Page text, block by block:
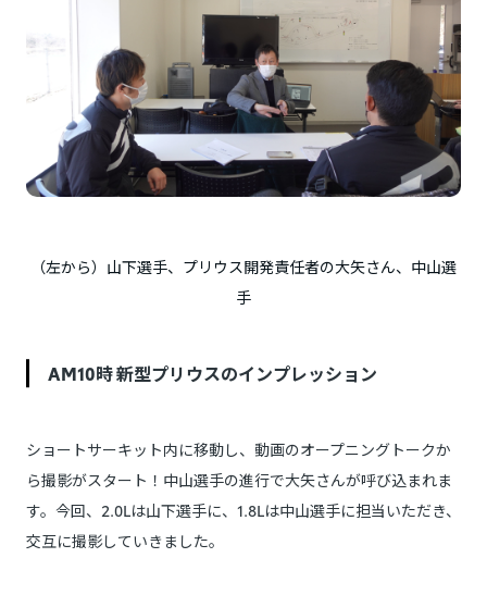
（左から）山下選手、プリウス開発責任者の大矢さん、中山選
手
AM10時 新型プリウスのインプレッション
ショートサーキット内に移動し、動画のオープニングトークか
ら撮影がスタート！中山選手の進行で大矢さんが呼び込まれま
す。今回、2.0Lは山下選手に、1.8Lは中山選手に担当いただき、
交互に撮影していきました。